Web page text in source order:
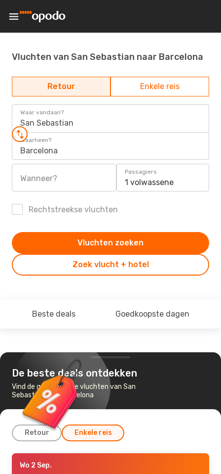
Vluchten van San Sebastian naar Barcelona
Retour Enkele reis
Waar vandaan?
San Sebastian
Waarheen?
Barcelona
Wanneer?
Passagiers
1 volwassene
Rechtstreekse vluchten
Zoek vlucht + hotel
Vluchten zoeken
Beste deals Goedkoopste dagen
De beste deals ontdekken
Vind de goedkoopste vluchten van San
Sebastian naar Barcelona
Retour Enkele reis
Za 19 Sep.
Wo 2 Sep.